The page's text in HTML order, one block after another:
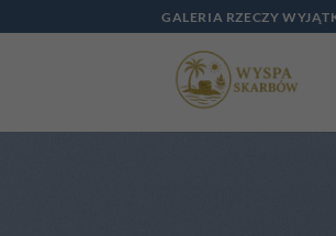
do
GALERIA RZECZY